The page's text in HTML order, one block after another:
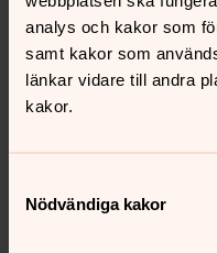
analys och kakor som
samt kakor som
länkar vidare till andra
kakor.
Nödvändiga kakor
Du kan följa
gå till kyrkan
veckans bibeltexter här